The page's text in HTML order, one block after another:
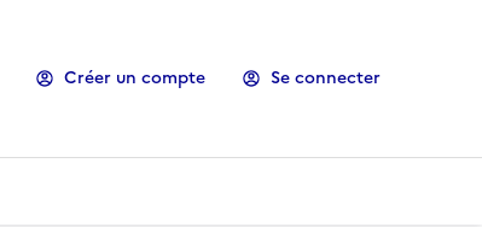
Créer un compte Se connecter